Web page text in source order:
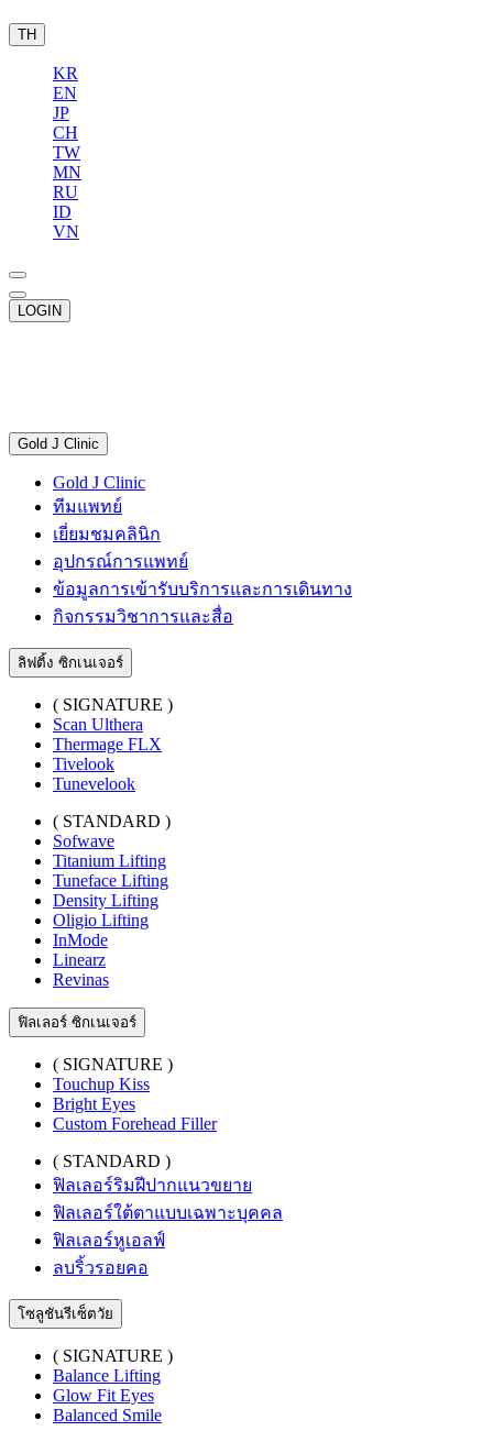
TH
KR
EN
JP
CH
TW
MN
RU
ID
VN
LOGIN
Gold J Clinic
Gold J Clinic
ทีมแพทย์
เยี่ยมชมคลินิก
อุปกรณ์การแพทย์
ข้อมูลการเข้ารับบริการและการเดินทาง
กิจกรรมวิชาการและสื่อ
ลิฟติ้ง ซิกเนเจอร์
( SIGNATURE )
Scan Ulthera
Thermage FLX
Tivelook
Tunevelook
( STANDARD )
Sofwave
Titanium Lifting
Tuneface Lifting
Density Lifting
Oligio Lifting
InMode
Linearz
Revinas
ฟิลเลอร์ ซิกเนเจอร์
( SIGNATURE )
Touchup Kiss
Bright Eyes
Custom Forehead Filler
( STANDARD )
ฟิลเลอร์ริมฝีปากแนวขยาย
ฟิลเลอร์ใต้ตาแบบเฉพาะบุคคล
ฟิลเลอร์หูเอลฟ์
ลบริ้วรอยคอ
โซลูชันรีเซ็ตวัย
( SIGNATURE )
Balance Lifting
Glow Fit Eyes
Balanced Smile